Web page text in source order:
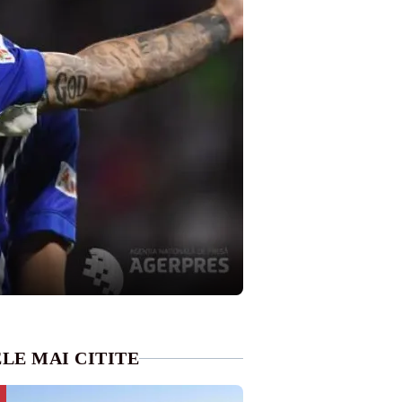
MAI CITITE